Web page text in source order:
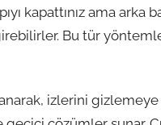
kapattınız ama arka
Bu tür
izlerini gizlemeye